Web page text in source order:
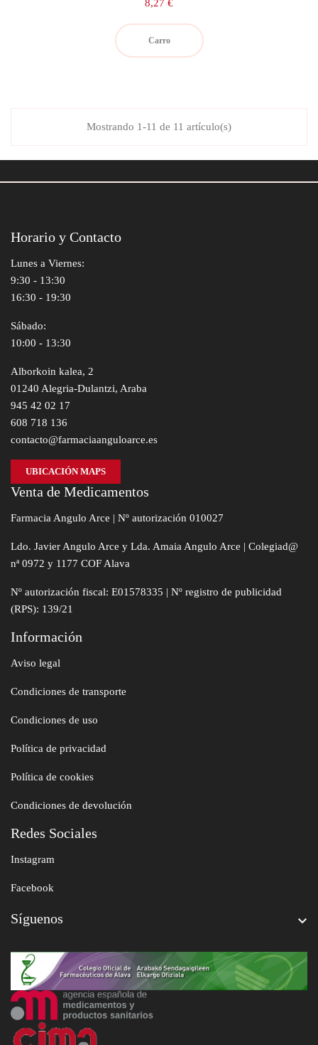
Precio
8,27 €
Carro
Mostrando 1-11 de 11 artículo(s)
Horario y Contacto
Lunes a Viernes:
9:30 - 13:30
16:30 - 19:30
Sábado:
10:00 - 13:30
Alborkoin kalea, 2
01240 Alegria-Dulantzi, Araba
945 42 02 17
608 718 136
contacto@farmaciaanguloarce.es
UBICACIÓN MAPS
Venta de Medicamentos
Farmacia Angulo Arce | Nº autorización 010027
Ldo. Javier Angulo Arce y Lda. Amaia Angulo Arce | Colegiad@
nª 0972 y 1177 COF Alava
Nº autorización fiscal: E01578335 | Nº registro de publicidad
(RPS): 139/21
Información
Aviso legal
Condiciones de transporte
Condiciones de uso
Política de privacidad
Política de cookies
Condiciones de devolución
Redes Sociales
Instagram
Facebook
Síguenos 